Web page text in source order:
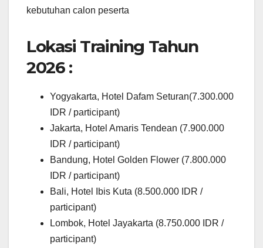
kebutuhan calon peserta
Lokasi Training Tahun
2026 :
Yogyakarta, Hotel Dafam Seturan(7.300.000
IDR / participant)
Jakarta, Hotel Amaris Tendean (7.900.000
IDR / participant)
Bandung, Hotel Golden Flower (7.800.000
IDR / participant)
Bali, Hotel Ibis Kuta (8.500.000 IDR /
participant)
Lombok, Hotel Jayakarta (8.750.000 IDR /
participant)